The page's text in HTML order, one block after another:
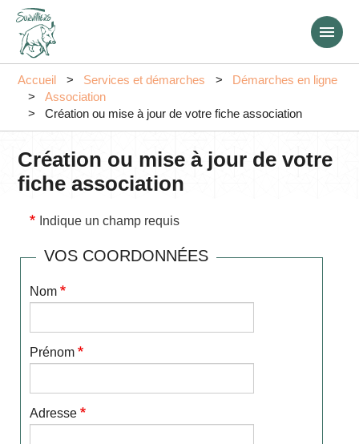
Accueil Services et démarches
Démarches en ligne
Association
Création ou mise à jour de votre fiche association
Création ou mise à jour de votre
fiche association
Indique un champ requis
VOS COORDONNÉES
Nom
Prénom
Adresse